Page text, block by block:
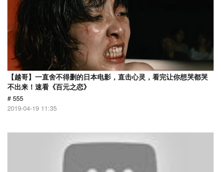
【越哥】一直舍不得删的日本电影，直击心灵，看完让你想哭都哭
不出来！速看《百元之恋》
# 555
2019-04-19 11:35